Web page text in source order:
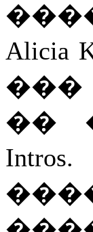
���
��